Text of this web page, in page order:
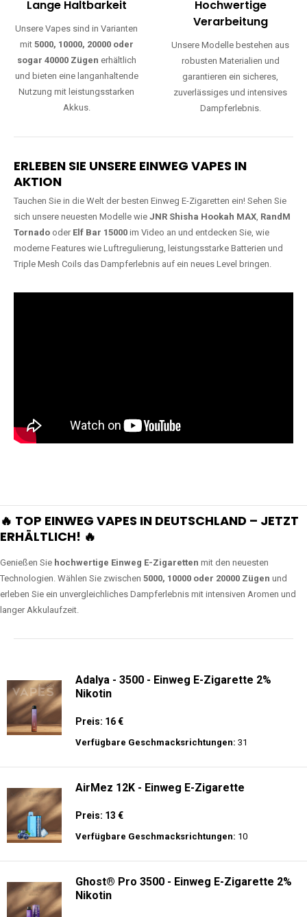
Lange Haltbarkeit
Unsere Vapes sind in Varianten
mit 5000, 10000, 20000 oder
sogar 40000 Zügen erhältlich
und bieten eine langanhaltende
Nutzung mit leistungsstarken
Akkus.
Hochwertige
Verarbeitung
Unsere Modelle bestehen aus
robusten Materialien und
garantieren ein sicheres,
zuverlässiges und intensives
Dampferlebnis.
ERLEBEN SIE UNSERE EINWEG VAPES IN
AKTION
Tauchen Sie in die Welt der besten Einweg E-Zigaretten ein! Sehen Sie
sich unsere neuesten Modelle wie JNR Shisha Hookah MAX, RandM
Tornado oder Elf Bar 15000 im Video an und entdecken Sie, wie
moderne Features wie Luftregulierung, leistungsstarke Batterien und
Triple Mesh Coils das Dampferlebnis auf ein neues Level bringen.
🔥 TOP EINWEG VAPES IN DEUTSCHLAND – JETZT
ERHÄLTLICH! 🔥
Genießen Sie hochwertige Einweg E-Zigaretten mit den neuesten
Technologien. Wählen Sie zwischen 5000, 10000 oder 20000 Zügen und
erleben Sie ein unvergleichliches Dampferlebnis mit intensiven Aromen und
langer Akkulaufzeit.
Adalya - 3500 - Einweg E-Zigarette 2%
Nikotin
Preis: 16 €
Verfügbare Geschmacksrichtungen: 31
AirMez 12K - Einweg E-Zigarette
Preis: 13 €
Verfügbare Geschmacksrichtungen: 10
Ghost® Pro 3500 - Einweg E-Zigarette 2%
Nikotin